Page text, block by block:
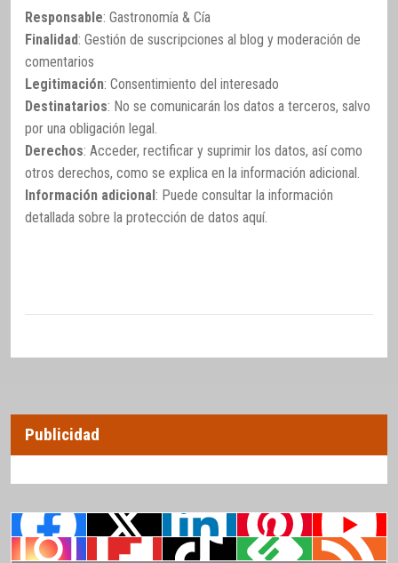
Responsable: Gastronomía & Cía
Finalidad: Gestión de suscripciones al blog y moderación de
comentarios
Legitimación: Consentimiento del interesado
Destinatarios: No se comunicarán los datos a terceros, salvo
por una obligación legal.
Derechos: Acceder, rectificar y suprimir los datos, así como
otros derechos, como se explica en la información adicional.
Información adicional: Puede consultar la información
detallada sobre la protección de datos aquí.
Publicidad